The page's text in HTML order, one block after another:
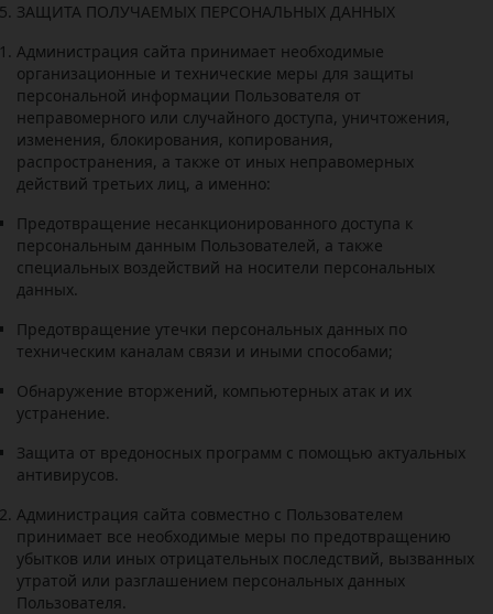
ЗАЩИТА ПОЛУЧАЕМЫХ ПЕРСОНАЛЬНЫХ ДАННЫХ
Администрация сайта принимает необходимые
организационные и технические меры для защиты
персональной информации Пользователя от
неправомерного или случайного доступа, уничтожения,
изменения, блокирования, копирования,
распространения, а также от иных неправомерных
действий третьих лиц, а именно:
Предотвращение несанкционированного доступа к
персональным данным Пользователей, а также
специальных воздействий на носители персональных
данных.
Предотвращение утечки персональных данных по
техническим каналам связи и иными способами;
Обнаружение вторжений, компьютерных атак и их
устранение.
Защита от вредоносных программ с помощью актуальных
антивирусов.
Администрация сайта совместно с Пользователем
принимает все необходимые меры по предотвращению
убытков или иных отрицательных последствий, вызванных
утратой или разглашением персональных данных
Пользователя.